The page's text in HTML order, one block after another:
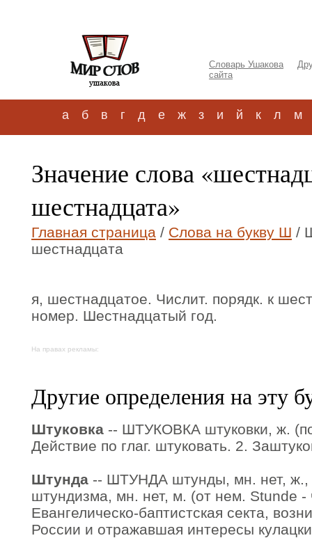
Словарь Ушакова
сайта
а б в г д е ж з и й к л м
Значение слова
шестнадцата»
Главная страница / Слова на букву Ш /
шестнадцата
я, шестнадцатое. Числит. порядк. к
номер. Шестнадцатый год.
На правах рекламы:
Другие определения на эту
Штуковка -- ШТУКОВКА штуковки, ж.
Действие по глаг. штуковать. 2.
Штунда -- ШТУНДА штунды, мн. нет,
штундизма, мн. нет, м. (от нем. Stunde -
Евангелическо-баптистская секта,
России и отражавшая интересы